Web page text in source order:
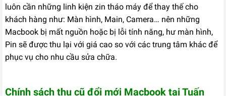
luôn cần những linh kiện zin tháo máy để thay thế cho
khách hàng như: Màn hình, Main, Camera… nên những
Macbook bị mất nguồn hoặc bị lỗi tính năng, hư màn hình,
Pin sẽ được thu lại với giá cao so với các trung tâm khác để
phục vụ cho nhu cầu sửa chữa.
Chính sách thu cũ đổi mới Macbook tại Tuấn